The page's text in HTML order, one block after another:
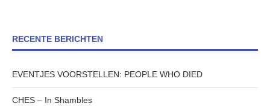
RECENTE BERICHTEN
EVENTJES VOORSTELLEN: PEOPLE WHO DIED
CHES – In Shambles